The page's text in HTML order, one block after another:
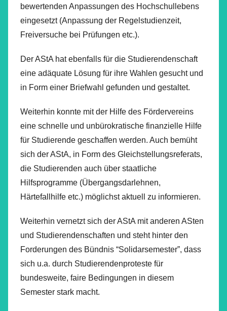
bewertenden Anpassungen des Hochschullebens
eingesetzt (Anpassung der Regelstudienzeit,
Freiversuche bei Prüfungen etc.).
Der AStA hat ebenfalls für die Studierendenschaft
eine adäquate Lösung für ihre Wahlen gesucht und
in Form einer Briefwahl gefunden und gestaltet.
Weiterhin konnte mit der Hilfe des Fördervereins
eine schnelle und unbürokratische finanzielle Hilfe
für Studierende geschaffen werden. Auch bemüht
sich der AStA, in Form des Gleichstellungsreferats,
die Studierenden auch über staatliche
Hilfsprogramme (Übergangsdarlehnen,
Härtefallhilfe etc.) möglichst aktuell zu informieren.
Weiterhin vernetzt sich der AStA mit anderen ASten
und Studierendenschaften und steht hinter den
Forderungen des Bündnis “Solidarsemester”, dass
sich u.a. durch Studierendenproteste für
bundesweite, faire Bedingungen in diesem
Semester stark macht.